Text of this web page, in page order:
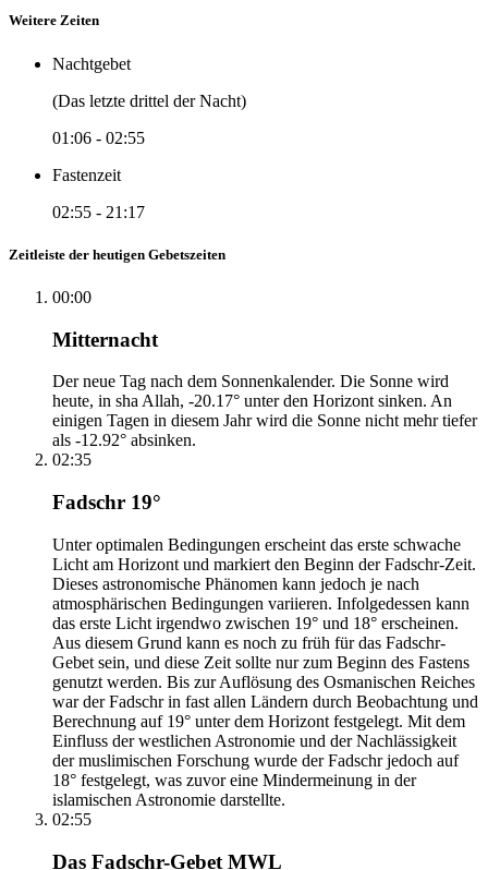
Weitere Zeiten
Nachtgebet
(Das letzte drittel der Nacht)
01:06 - 02:55
Fastenzeit
02:55 - 21:17
Zeitleiste der heutigen Gebetszeiten
00:00
Mitternacht
Der neue Tag nach dem Sonnenkalender. Die Sonne wird
heute, in sha Allah, -20.17° unter den Horizont sinken. An
einigen Tagen in diesem Jahr wird die Sonne nicht mehr tiefer
als -12.92° absinken.
02:35
Fadschr 19°
Unter optimalen Bedingungen erscheint das erste schwache
Licht am Horizont und markiert den Beginn der Fadschr-Zeit.
Dieses astronomische Phänomen kann jedoch je nach
atmosphärischen Bedingungen variieren. Infolgedessen kann
das erste Licht irgendwo zwischen 19° und 18° erscheinen.
Aus diesem Grund kann es noch zu früh für das Fadschr-
Gebet sein, und diese Zeit sollte nur zum Beginn des Fastens
genutzt werden. Bis zur Auflösung des Osmanischen Reiches
war der Fadschr in fast allen Ländern durch Beobachtung und
Berechnung auf 19° unter dem Horizont festgelegt. Mit dem
Einfluss der westlichen Astronomie und der Nachlässigkeit
der muslimischen Forschung wurde der Fadschr jedoch auf
18° festgelegt, was zuvor eine Mindermeinung in der
islamischen Astronomie darstellte.
02:55
Das Fadschr-Gebet MWL